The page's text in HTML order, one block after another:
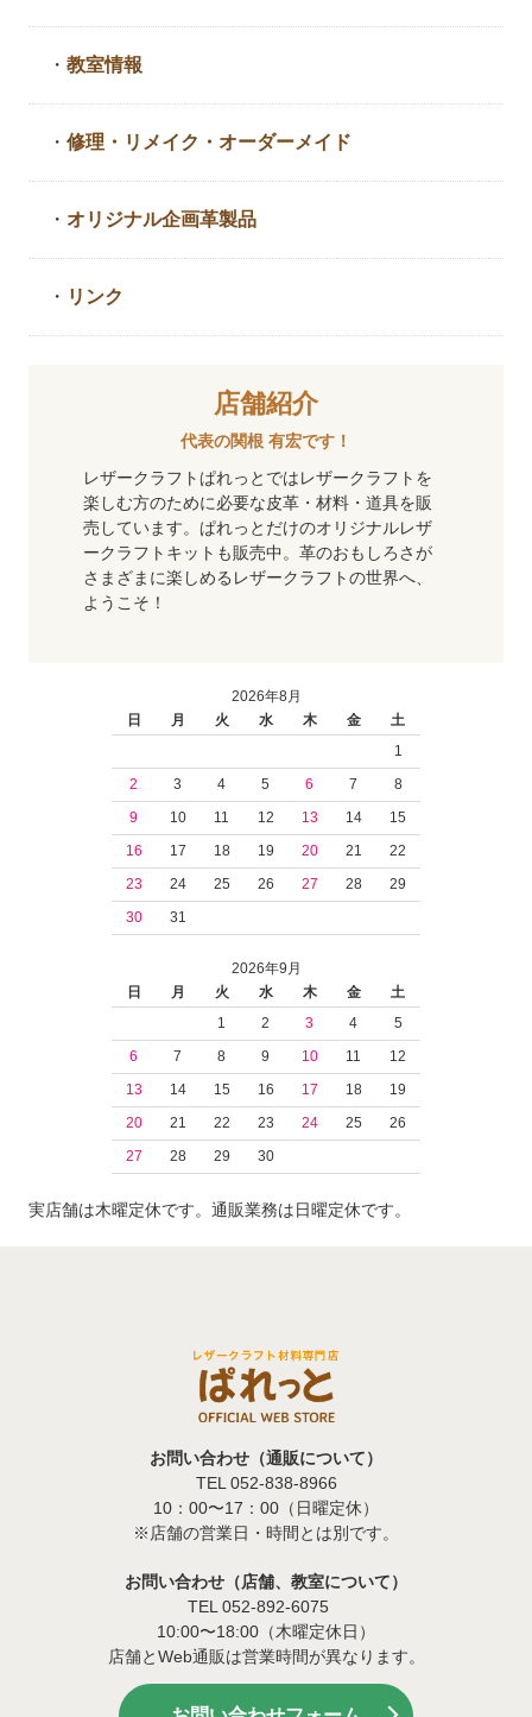
・教室情報
・修理・リメイク・ オーダーメイド
・ オリジナル企画革製品
・ リンク
店舗紹介
代表の関根 有宏です！
レザークラフトぱれっとではレザークラフトを
楽しむ方のために必要な皮革・材料・道具を販
売しています。ぱれっとだけのオリジナルレザ
ークラフトキットも販売中。革のおもしろさが
さまざまに楽しめるレザークラフトの世界へ、
ようこそ！
2026年8月
日
月 火 水 木 金
土
1
2
3 4 5 6 7
8
9
10 11 12 13 14
15
16
17 18 19 20 21
22
23
24 25 26 27 28
29
30
31
2026年9月
日
月 火 水 木 金
土
1
2 3 4
5
6
7 8 9 10 11
12
13
14 15 16 17 18
19
20
21 22 23 24 25
26
27
28 29 30
実店舗は木曜定休です。通販業務は日曜定休です。
お問い合わせ（通販について）
TEL 052-838-8966
10：00〜17：00（日曜定休）
※店舗の営業日・時間とは別です。
お問い合わせ（店舗、教室について）
TEL 052-892-6075
10:00〜18:00（木曜定休日）
店舗とWeb通販は営業時間が異なります。